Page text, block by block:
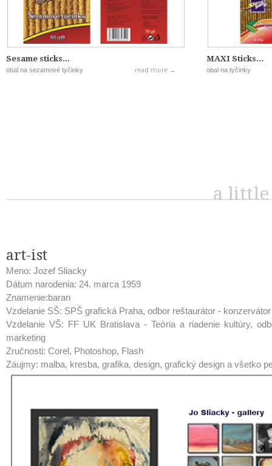
Sesame sticks...
obal na sezamové tyčinky read more →
MAXI Sticks...
obal na tyčinky
a little
art-ist
Meno: Jozef Sliacky
Dátum narodenia: 24. marca 1959
Znamenie:baran
Vzdelanie SŠ: SPŠ grafická Praha, odbor reštaurátor - konzervátor
Vzdelanie VŠ: FF UK Bratislava - Teória a riadenie kultúry,
marketing
Zručnosti: Corel, Photoshop, Flash
Záujmy: malba, kresba, grafika, design, grafický design a všetko